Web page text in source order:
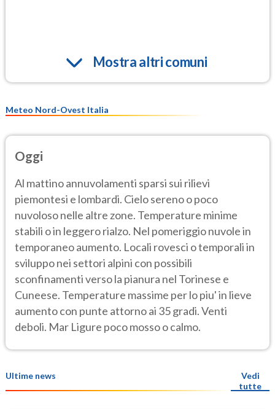
Mostra altri comuni
Meteo Nord-Ovest Italia
Oggi
Al mattino annuvolamenti sparsi sui rilievi
piemontesi e lombardi. Cielo sereno o poco
nuvoloso nelle altre zone. Temperature minime
stabili o in leggero rialzo. Nel pomeriggio nuvole in
temporaneo aumento. Locali rovesci o temporali in
sviluppo nei settori alpini con possibili
sconfinamenti verso la pianura nel Torinese e
Cuneese. Temperature massime per lo piu' in lieve
aumento con punte attorno ai 35 gradi. Venti
deboli. Mar Ligure poco mosso o calmo.
Ultime news
Vedi
tutte